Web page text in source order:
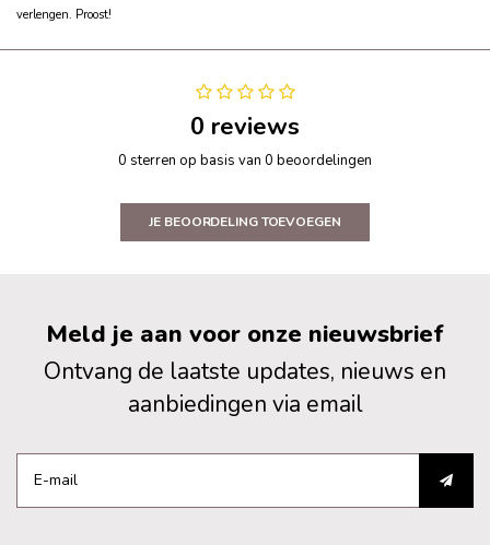
verlengen. Proost!
0 reviews
0 sterren op basis van 0 beoordelingen
JE BEOORDELING TOEVOEGEN
Meld je aan voor onze nieuwsbrief
Ontvang de laatste updates, nieuws en
aanbiedingen via email